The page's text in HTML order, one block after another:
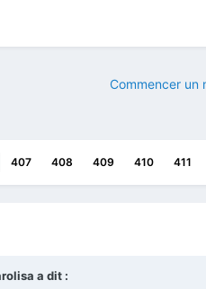
Commencer un
407 408 409 410 411
a dit :